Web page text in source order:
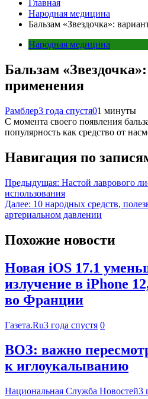
Главная
Народная медицина
Бальзам «Звездочка»:
Народная медицина
Бальзам
применения
Рамблер3 года спустя01 минуты
С момента своего появления
популярность как средство от
Навигация по
Предыдущая: Настой лаврового
использования
Далее: 10 народных средств,
артериальном давлении
Похожие новости
Новая iOS 17.1
излучение в iPhone
во Франции
Газета.Ru3 года спустя 0
ВОЗ: важно
к иглоукалыванию
Национальная Служба Новостей3